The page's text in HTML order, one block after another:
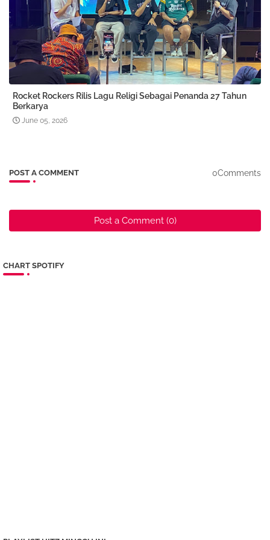
Rocket Rockers Rilis Lagu Religi Sebagai Penanda 27 Tahun
Berkarya
June 05, 2026
POST A COMMENT 0Comments
Post a Comment (0)
CHART SPOTIFY